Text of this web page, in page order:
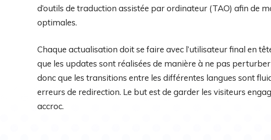
d’outils de traduction assistée par ordinateur (TAO) afin de
optimales.
Chaque actualisation doit se faire avec l’utilisateur final en
que les updates sont réalisées de manière à ne pas
donc que les transitions entre les différentes langues sont
erreurs de redirection. Le but est de garder les visiteurs
accroc.